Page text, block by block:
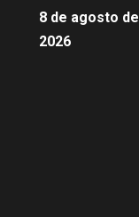
8 de agosto de
2026